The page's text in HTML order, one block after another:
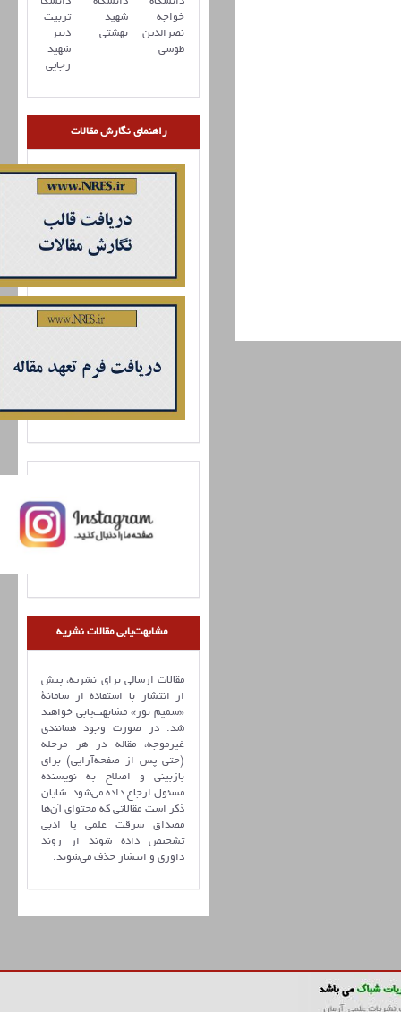
تربیت
دبیر
شهید
رجایی
شهید
بهشتی
خواجه
نصرالدین
طوسی
راهنمای نگارش مقالات
مشابهت‌یابی مقالات نشریه
مقالات ارسالی برای نشریه، پیش
از انتشار با استفاده از سامانۀ
«سمیم نور» مشابهت‌یابی خواهند
شد. در صورت وجود همانندی
غیرموجه، مقاله در هر مرحله
(حتی پس از صفحه‌آرایی) برای
بازبینی و اصلاح به نویسنده
مسئول ارجاع داده می‌شود. شایان
ذکر است مقالاتی که محتوای آن‌ها
مصداق سرقت علمی یا ادبی
تشخیص داده شوند از روند
داوری و انتشار حذف می‌شوند.